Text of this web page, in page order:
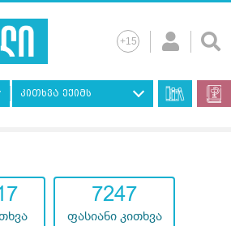
კითხვა ექიმს
7247
ფასიანი კითხვა